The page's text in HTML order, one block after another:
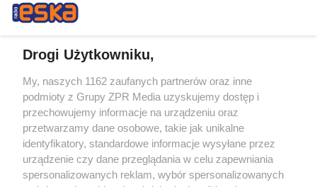
Żaden utwór zamieszczony w serwisie nie może być powielany i
rozpowszechniany lub dalej rozpowszechniany w jakikolwiek sposób (w
tym także elektroniczny lub mechaniczny) na jakimkolwiek polu
eksploatacji w jakiejkolwiek formie, włącznie z umieszczaniem w
Internecie bez pisemnej zgody właściciela praw. Jakiekolwiek użycie lub
wykorzystanie utworów w całości lub w części z naruszeniem prawa,
tzn. bez właściwej zgody, jest zabronione pod groźbą kary i może być
ścigane prawnie.
Drogi Użytkowniku,
My, naszych 1162 zaufanych partnerów oraz inne
podmioty z Grupy ZPR Media uzyskujemy dostęp i
przechowujemy informacje na urządzeniu oraz
przetwarzamy dane osobowe, takie jak unikalne
identyfikatory, standardowe informacje wysyłane przez
urządzenie czy dane przeglądania w celu zapewniania
spersonalizowanych reklam, wybór spersonalizowanych